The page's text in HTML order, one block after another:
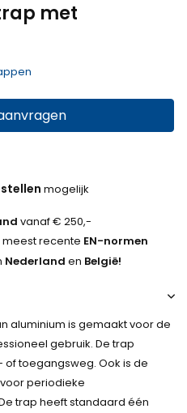
met
mogelijk
vanaf € 250,-
recente EN-normen
Nederland en België!
aluminium is gemaakt voor de
gebruik. De trap
toegangsweg. Ook is de
periodieke
trap heeft standaard één